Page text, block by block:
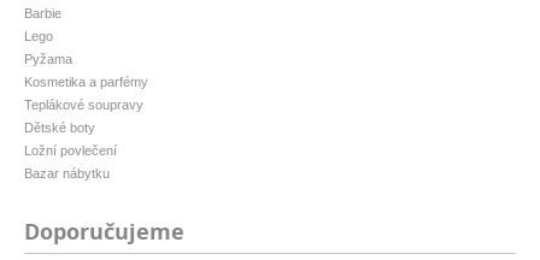
Barbie
Lego
Pyžama
Kosmetika a parfémy
Teplákové soupravy
Dětské boty
Ložní povlečení
Bazar nábytku
Doporučujeme